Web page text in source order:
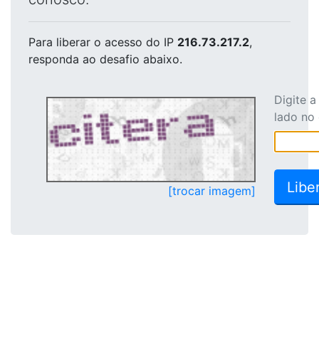
Para liberar o acesso do IP 216.73.217.2,
responda ao desafio abaixo.
[trocar imagem]
Digite
lado no